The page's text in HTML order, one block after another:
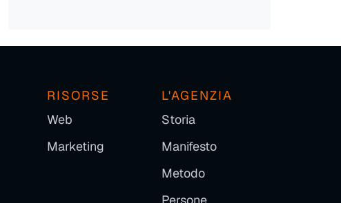
RISORSE
Web
Marketing
L'AGENZIA
Storia
Manifesto
Metodo